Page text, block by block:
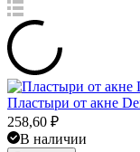
Пластыри от акне
258,60 ₽
В наличии